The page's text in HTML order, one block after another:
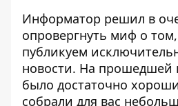
Информатор решил в
опровергнуть миф о
публикуем
новости. На прошедшей
было достаточно
собрали для вас